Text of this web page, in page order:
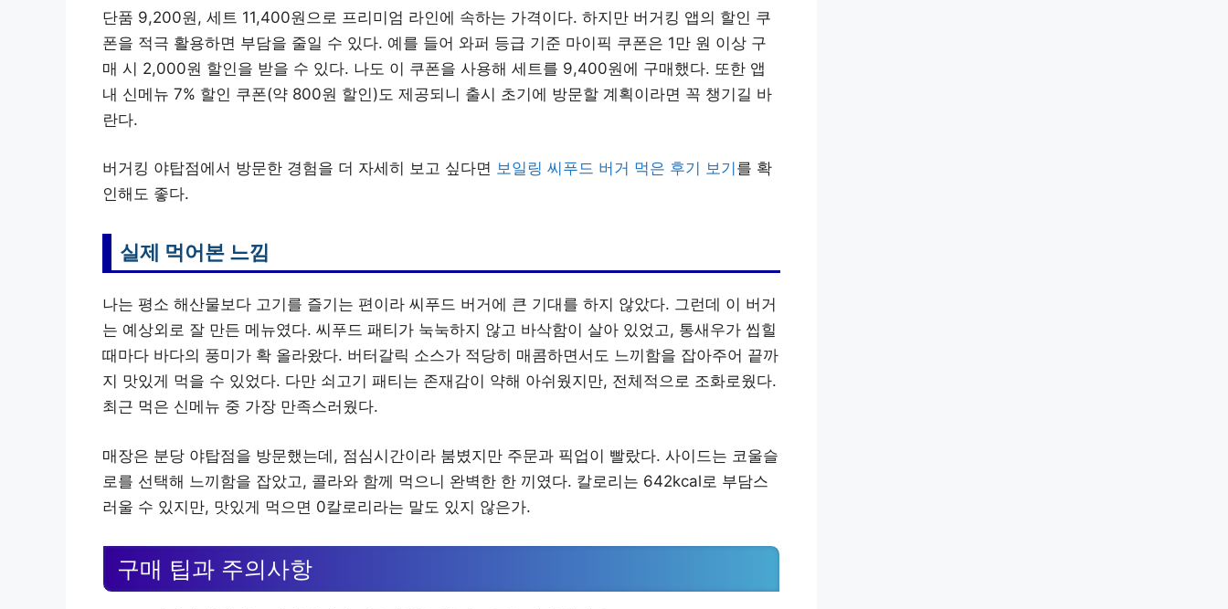
단품 9,200원, 세트 11,400원으로 프리미엄 라인에 속하는 가격이다. 하지만 버거킹 앱의 할인 쿠
폰을 적극 활용하면 부담을 줄일 수 있다. 예를 들어 와퍼 등급 기준 마이픽 쿠폰은 1만 원 이상 구
매 시 2,000원 할인을 받을 수 있다. 나도 이 쿠폰을 사용해 세트를 9,400원에 구매했다. 또한 앱
내 신메뉴 7% 할인 쿠폰(약 800원 할인)도 제공되니 출시 초기에 방문할 계획이라면 꼭 챙기길 바
란다.
버거킹 야탑점에서 방문한 경험을 더 자세히 보고 싶다면 보일링 씨푸드 버거 먹은 후기 보기 를 확
인해도 좋다.
실제 먹어본 느낌
나는 평소 해산물보다 고기를 즐기는 편이라 씨푸드 버거에 큰 기대를 하지 않았다. 그런데 이 버거
는 예상외로 잘 만든 메뉴였다. 씨푸드 패티가 눅눅하지 않고 바삭함이 살아 있었고, 통새우가 씹힐
때마다 바다의 풍미가 확 올라왔다. 버터갈릭 소스가 적당히 매콤하면서도 느끼함을 잡아주어 끝까
지 맛있게 먹을 수 있었다. 다만 쇠고기 패티는 존재감이 약해 아쉬웠지만, 전체적으로 조화로웠다.
최근 먹은 신메뉴 중 가장 만족스러웠다.
매장은 분당 야탑점을 방문했는데, 점심시간이라 붐볐지만 주문과 픽업이 빨랐다. 사이드는 코울슬
로를 선택해 느끼함을 잡았고, 콜라와 함께 먹으니 완벽한 한 끼였다. 칼로리는 642kcal로 부담스
러울 수 있지만, 맛있게 먹으면 0칼로리라는 말도 있지 않은가.
구매 팁과 주의사항